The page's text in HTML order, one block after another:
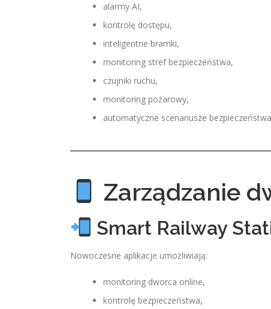
alarmy AI,
kontrolę dostępu,
inteligentne bramki,
monitoring stref bezpieczeństwa,
czujniki ruchu,
monitoring pożarowy,
automatyczne scenariusze
Zarządzanie
Smart Railway
Nowoczesne aplikacje umożliwiają:
monitoring dworca online,
kontrolę bezpieczeństwa,